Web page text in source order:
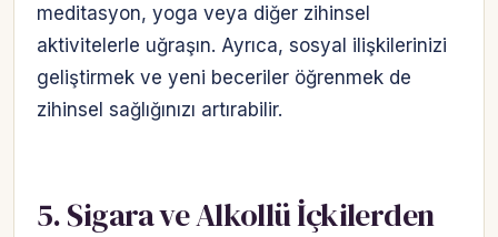
meditasyon, yoga veya diğer zihinsel
aktivitelerle uğraşın. Ayrıca, sosyal ilişkilerinizi
geliştirmek ve yeni beceriler öğrenmek de
zihinsel sağlığınızı artırabilir.
5. Sigara ve Alkollü İçkilerden